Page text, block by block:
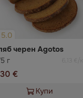
5.0
черен Agotos
г 6,13 €/кг
€
Купи